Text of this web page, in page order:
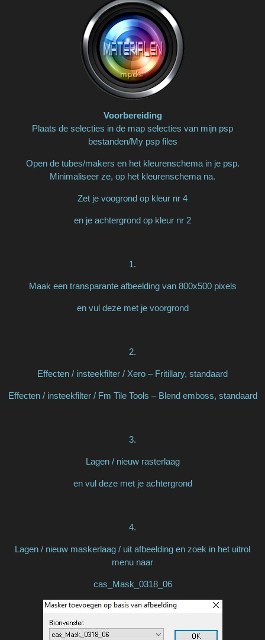
Voorbereiding
Plaats de selecties in de map selecties van mijn psp
bestanden/My psp files
Open de tubes/makers en het kleurenschema in je psp.
Minimaliseer ze, op het kleurenschema na.
Zet je voogrond op kleur nr 4
en je achtergrond op kleur nr 2
1.
Maak een transparante afbeelding van 800x500 pixels
en vul deze met je voorgrond
2.
Effecten / insteekfilter / Xero – Fritillary, standaard
Effecten / insteekfilter / Fm Tile Tools – Blend emboss, standaard
3.
Lagen / nieuw rasterlaag
en vul deze met je achtergrond
4.
Lagen / nieuw maskerlaag / uit afbeelding en zoek in het uitrol
menu naar
cas_Mask_0318_06